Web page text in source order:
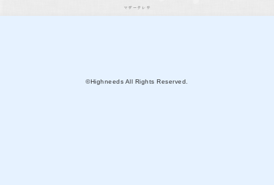
マザーテレサ
©Highneeds All Rights Reserved.